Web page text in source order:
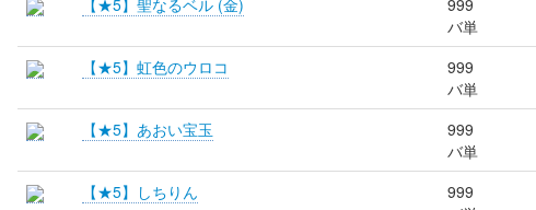
【★5】聖なるベル (金)
999
バ単
【★5】虹色のウロコ
999
バ単
【★5】あおい宝玉
999
バ単
【★5】しちりん
999